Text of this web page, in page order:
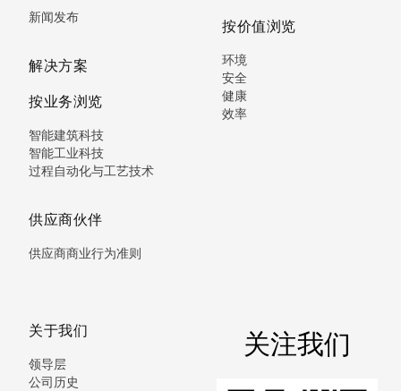
新闻发布
解决方案
按业务浏览
智能建筑科技
智能工业科技
过程自动化与工艺技术
供应商伙伴
供应商商业行为准则
按价值浏览
环境
安全
健康
效率
关于我们
领导层
公司历史
关注我们